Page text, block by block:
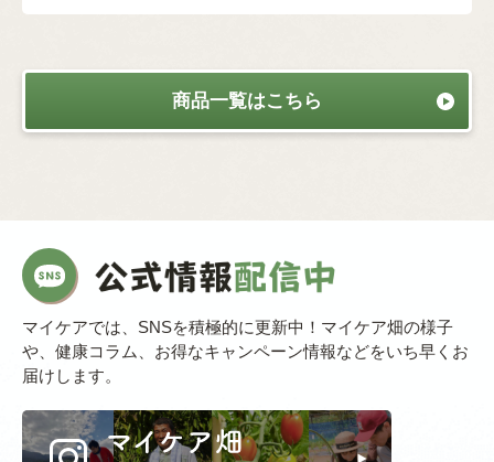
商品一覧はこちら
マイケアでは、SNSを積極的に更新中！マイケア畑の様子
や、健康コラム、お得なキャンペーン情報などをいち早くお
届けします。